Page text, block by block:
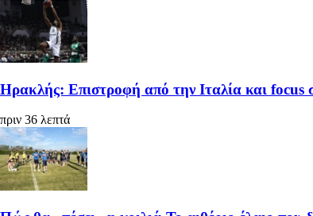
Ηρακλής: Επιστροφή από την Ιταλία και
πριν 36 λεπτά